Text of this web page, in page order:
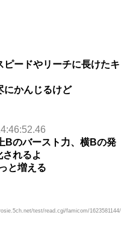
ードやリーチに長けたキ
にかんじるけど
Bのバースト力、横Bの発
れるよ
と増える
test/read.cgi/famicom/1623581144/